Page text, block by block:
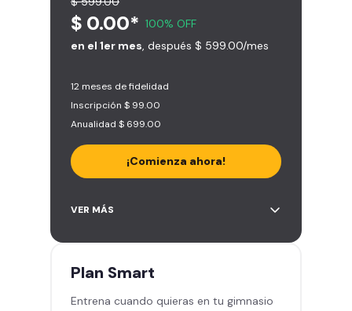
$ 0.00* 100% OFF
en el 1er mes , después $ 599.00/mes
12 meses de fidelidad
Inscripción $ 99.00
Anualidad $ 699.00
¡Comienza ahora!
Acceso ilimitado a + 2.000
Entrena hasta con 5 amigos al
Sillones de masaje
Smart Fit App - Tu plan de
VER MÁS
Plan Smart
Entrena cuando quieras en tu gimnasio